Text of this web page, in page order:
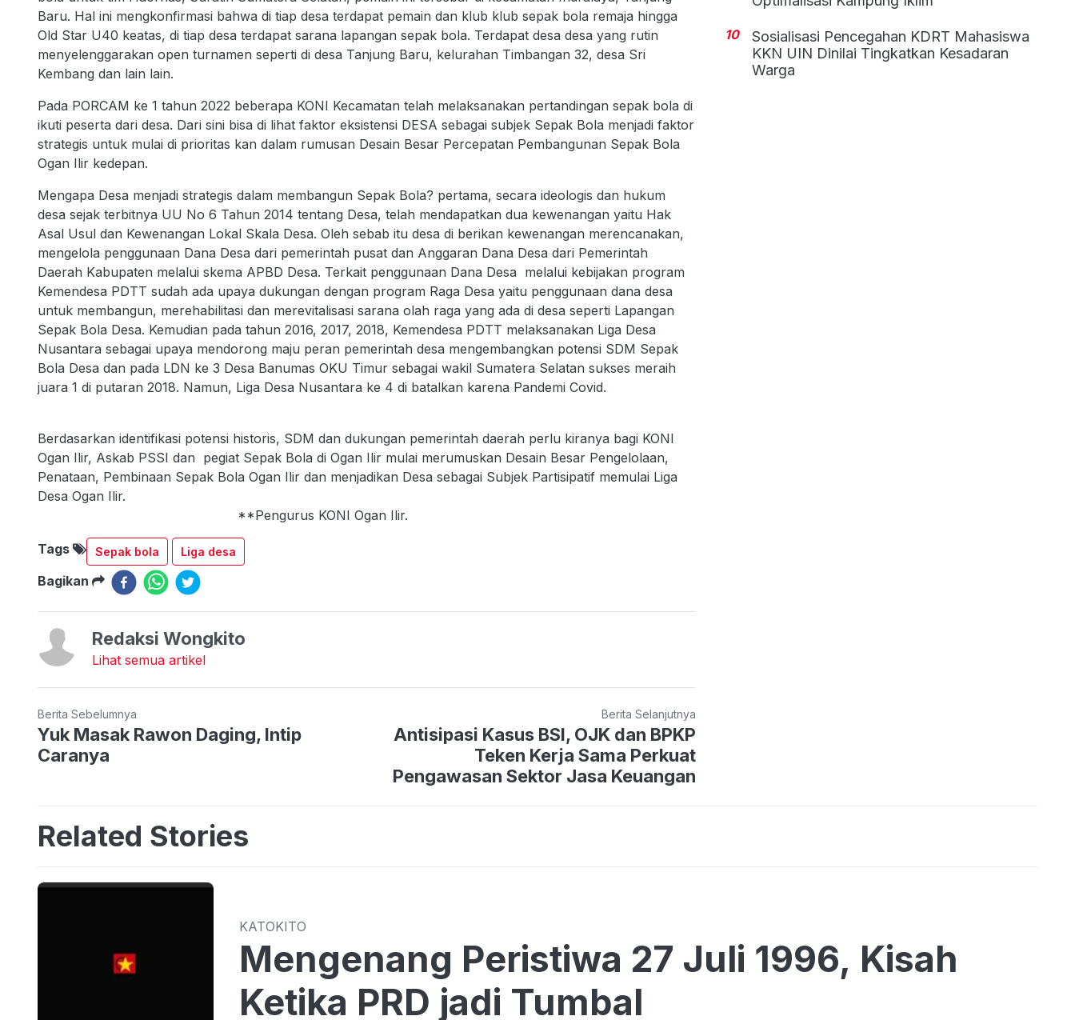
Baru. Hal ini mengkonfirmasi bahwa di tiap desa terdapat pemain dan klub klub sepak bola remaja hingga
Old Star U40 keatas, di tiap desa terdapat sarana lapangan sepak bola. Terdapat desa desa yang rutin
menyelenggarakan open turnamen seperti di desa Tanjung Baru, kelurahan Timbangan 32, desa Sri
Kembang dan lain lain.
Pada PORCAM ke 1 tahun 2022 beberapa KONI Kecamatan telah melaksanakan pertandingan sepak bola di
ikuti peserta dari desa. Dari sini bisa di lihat faktor eksistensi DESA sebagai subjek Sepak Bola menjadi faktor
strategis untuk mulai di prioritas kan dalam rumusan Desain Besar Percepatan Pembangunan Sepak Bola
Ogan Ilir kedepan.
Mengapa Desa menjadi strategis dalam membangun Sepak Bola? pertama, secara ideologis dan hukum
desa sejak terbitnya UU No 6 Tahun 2014 tentang Desa, telah mendapatkan dua kewenangan yaitu Hak
Asal Usul dan Kewenangan Lokal Skala Desa. Oleh sebab itu desa di berikan kewenangan merencanakan,
mengelola penggunaan Dana Desa dari pemerintah pusat dan Anggaran Dana Desa dari Pemerintah
Daerah Kabupaten melalui skema APBD Desa. Terkait penggunaan Dana Desa melalui kebijakan program
Kemendesa PDTT sudah ada upaya dukungan dengan program Raga Desa yaitu penggunaan dana desa
untuk membangun, merehabilitasi dan merevitalisasi sarana olah raga yang ada di desa seperti Lapangan
Sepak Bola Desa. Kemudian pada tahun 2016, 2017, 2018, Kemendesa PDTT melaksanakan Liga Desa
Nusantara sebagai upaya mendorong maju peran pemerintah desa mengembangkan potensi SDM Sepak
Bola Desa dan pada LDN ke 3 Desa Banumas OKU Timur sebagai wakil Sumatera Selatan sukses meraih
juara 1 di putaran 2018. Namun, Liga Desa Nusantara ke 4 di batalkan karena Pandemi Covid.
Berdasarkan identifikasi potensi historis, SDM dan dukungan pemerintah daerah perlu kiranya bagi KONI
Ogan Ilir, Askab PSSI dan pegiat Sepak Bola di Ogan Ilir mulai merumuskan Desain Besar Pengelolaan,
Penataan, Pembinaan Sepak Bola Ogan Ilir dan menjadikan Desa sebagai Subjek Partisipatif memulai Liga
Desa Ogan Ilir.
**Pengurus KONI Ogan Ilir.
Tags Sepak bola Liga desa
Bagikan
Redaksi Wongkito
Lihat semua artikel
Berita Sebelumnya
Yuk Masak Rawon Daging, Intip
Caranya
Berita Selanjutnya
Antisipasi Kasus BSI, OJK dan BPKP
Teken Kerja Sama Perkuat
Pengawasan Sektor Jasa Keuangan
10
Sosialisasi Pencegahan KDRT Mahasiswa
KKN UIN Dinilai Tingkatkan Kesadaran
Warga
Related Stories
KATOKITO
Mengenang Peristiwa 27 Juli 1996, Kisah
Ketika PRD jadi Tumbal